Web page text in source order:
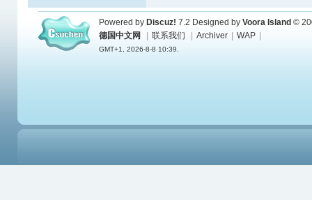
Powered by Discuz! 7.2 Designed by Voora Island ©
德国中文网
联系我们 Archiver WAP
GMT+1, 2026-8-8 10:39.